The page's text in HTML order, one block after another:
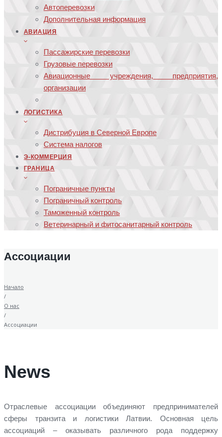
Автоперевозки
Дополнительная информация
АВИАЦИЯ
Пассажирские перевозки
Грузовые перевозки
Авиационные учреждения, предприятия,
организации
ЛОГИСТИКА
Дистрибуция в Северной Европе
Система налогов
Э-КОММЕРЦИЯ
ГРАНИЦА
Пограничные пункты
Пограничный контроль
Таможенный контроль
Ветеринарный и фитосанитарный контроль
Ассоциации
Начало
/
О нас
/
Ассоциации
News
Отраслевые ассоциации объединяют предпринимателей
сферы транзита и логистики Латвии. Основная цель
ассоциаций – оказывать различного рода поддержку